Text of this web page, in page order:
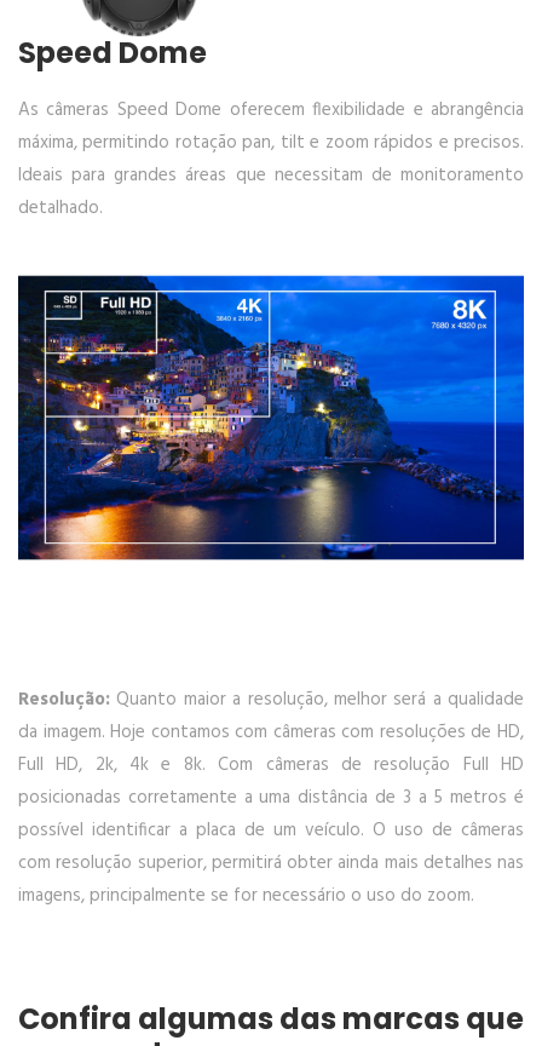
Speed Dome
As câmeras Speed Dome oferecem flexibilidade e abrangência
máxima, permitindo rotação pan, tilt e zoom rápidos e precisos.
Ideais para grandes áreas que necessitam de monitoramento
detalhado.
Resolução: Quanto maior a resolução, melhor será a qualidade
da imagem. Hoje contamos com câmeras com resoluções de HD,
Full HD, 2k, 4k e 8k. Com câmeras de resolução Full HD
posicionadas corretamente a uma distância de 3 a 5 metros é
possível identificar a placa de um veículo. O uso de câmeras
com resolução superior, permitirá obter ainda mais detalhes nas
imagens, principalmente se for necessário o uso do zoom.
Confira algumas das marcas que